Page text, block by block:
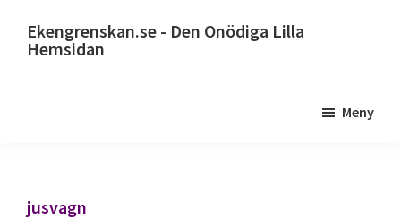
Ekengrenskan.se - Den Onödiga Lilla
Hemsidan
Meny
jusvagn